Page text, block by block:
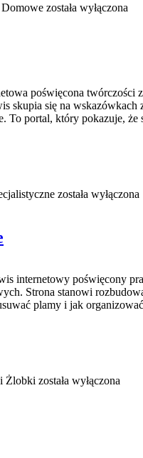
została wyłączona
poświęcona
skupia się na
To portal, który pokazuje,
została wyłączona
internetowy poświęcony
Strona stanowi
plamy i jak
Żlobki została wyłączona